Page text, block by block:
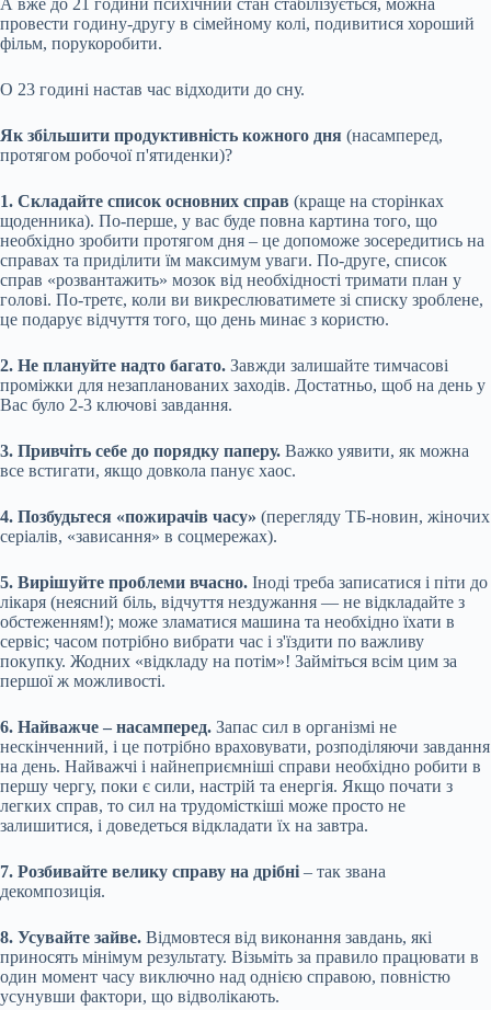
А вже до 21 години психічний стан стабілізується, можна
провести годину-другу в сімейному колі, подивитися хороший
фільм, порукоробити.
О 23 годині настав час відходити до сну.
Як збільшити продуктивність кожного дня (насамперед,
протягом робочої п'ятиденки)?
1. Складайте список основних справ (краще на сторінках
щоденника). По-перше, у вас буде повна картина того, що
необхідно зробити протягом дня – це допоможе зосередитись на
справах та приділити їм максимум уваги. По-друге, список
справ «розвантажить» мозок від необхідності тримати план у
голові. По-третє, коли ви викреслюватимете зі списку зроблене,
це подарує відчуття того, що день минає з користю.
2. Не плануйте надто багато. Завжди залишайте тимчасові
проміжки для незапланованих заходів. Достатньо, щоб на день у
Вас було 2-3 ключові завдання.
3. Привчіть себе до порядку паперу. Важко уявити, як можна
все встигати, якщо довкола панує хаос.
4. Позбудьтеся «пожирачів часу» (перегляду ТБ-новин, жіночих
серіалів, «зависання» в соцмережах).
5. Вирішуйте проблеми вчасно. Іноді треба записатися і піти до
лікаря (неясний біль, відчуття нездужання — не відкладайте з
обстеженням!); може зламатися машина та необхідно їхати в
сервіс; часом потрібно вибрати час і з'їздити по важливу
покупку. Жодних «відкладу на потім»! Займіться всім цим за
першої ж можливості.
6. Найважче – насамперед. Запас сил в організмі не
нескінченний, і це потрібно враховувати, розподіляючи завдання
на день. Найважчі і найнеприємніші справи необхідно робити в
першу чергу, поки є сили, настрій та енергія. Якщо почати з
легких справ, то сил на трудомісткіші може просто не
залишитися, і доведеться відкладати їх на завтра.
7. Розбивайте велику справу на дрібні – так звана
декомпозиція.
8. Усувайте зайве. Відмовтеся від виконання завдань, які
приносять мінімум результату. Візьміть за правило працювати в
один момент часу виключно над однією справою, повністю
усунувши фактори, що відволікають.